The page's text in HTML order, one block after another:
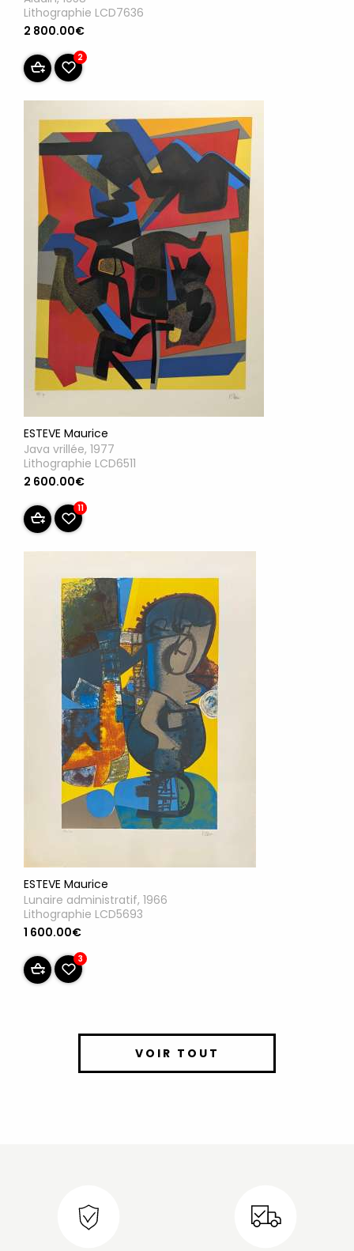
Lithographie LCD7636
2 800.00€
2
ESTEVE Maurice
Java vrillée, 1977
Lithographie LCD6511
2 600.00€
11
ESTEVE Maurice
Lunaire administratif, 1966
Lithographie LCD5693
1 600.00€
3
VOIR TOUT